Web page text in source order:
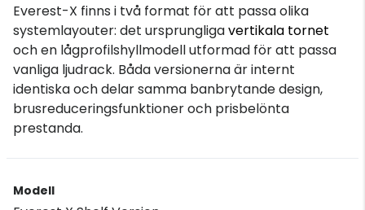
Everest-X finns i två format för att passa olika
systemlayouter: det ursprungligavertikala tornet
och en lågprofilshyllmodell utformad för att passa
vanliga ljudrack. Båda versionerna är internt
identiska och delar samma banbrytande design,
brusreduceringsfunktioner och prisbelönta
prestanda.
Modell